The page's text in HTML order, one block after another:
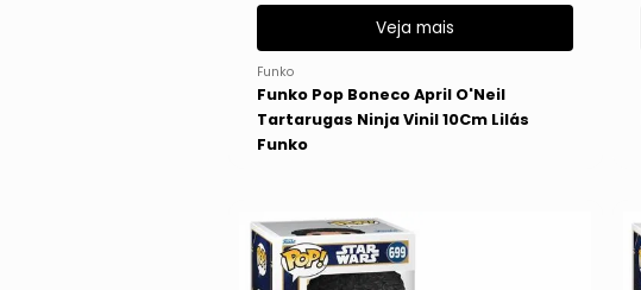
Veja mais
Funko
Funko Pop Boneco April O'Neil
Tartarugas Ninja Vinil 10Cm Lilás
Funko